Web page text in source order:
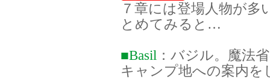
７章には登場人物が多
とめてみると…
■Basil ：バジル。魔法
キャンプ地への案内を